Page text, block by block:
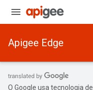
Apigee Edge
O Google usa tecnologia